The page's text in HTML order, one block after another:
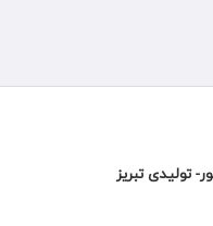
تولیدی تبریز